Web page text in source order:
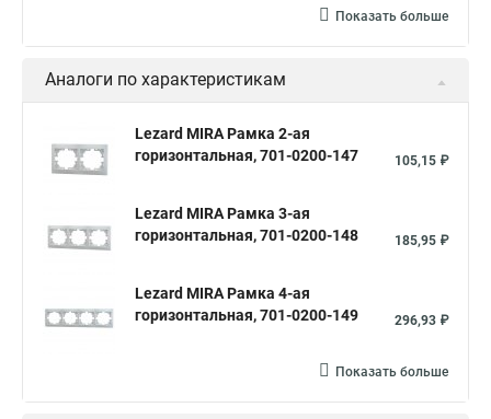
Показать больше
Аналоги по характеристикам
Lezard MIRA Рамка 2-ая
горизонтальная, 701-0200-147
105,15 ₽
Lezard MIRA Рамка 3-ая
горизонтальная, 701-0200-148
185,95 ₽
Lezard MIRA Рамка 4-ая
горизонтальная, 701-0200-149
296,93 ₽
Показать больше